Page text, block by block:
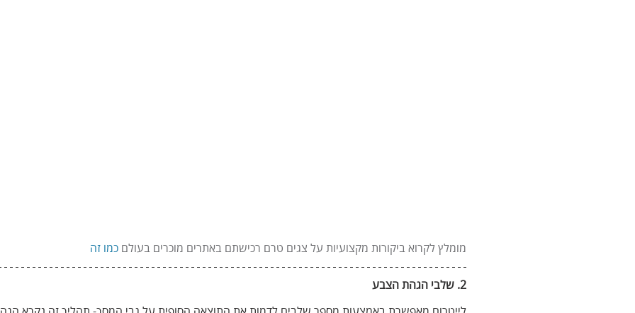
מומלץ לקרוא ביקורות מקצועיות על צגים טרם רכישתם באתרים מוכרים בעולם כמו זה
2. שלבי הגהת הצבע